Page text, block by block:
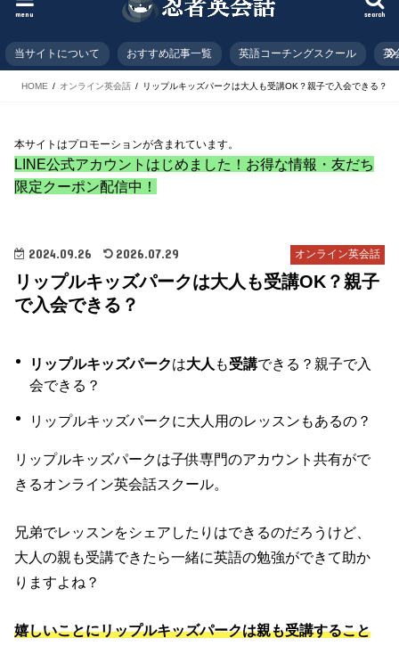
search
menu
当サイトについて おすすめ記事一覧 英語コーチングスクール 英
HOME オンライン英会話 リップルキッズパークは大人も受講OK？親子で入会できる？
本サイトはプロモーションが含まれています。
LINE公式アカウントはじめました！お得な情報・友だち
限定クーポン配信中！
オンライン英会話
2024.09.26 2026.07.29
リップルキッズパークは大人も受講OK？親子
で入会できる？
リップルキッズパークは大人 も受講できる？親子で入
会できる？
リップルキッズパークに大人用のレッスンもあるの？
リップルキッズパークは子供専門のアカウント共有がで
きるオンライン英会話スクール。
兄弟でレッスンをシェアしたりはできるのだろうけど、
大人の親も受講できたら一緒に英語の勉強ができて助か
りますよね？
嬉しいことにリップルキッズパークは親も受講すること